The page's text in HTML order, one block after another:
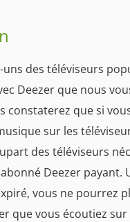
des téléviseurs
Deezer que nous
constaterez que si
sur les
des téléviseurs
Deezer payant.
vous ne pourrez
que vous écoutiez